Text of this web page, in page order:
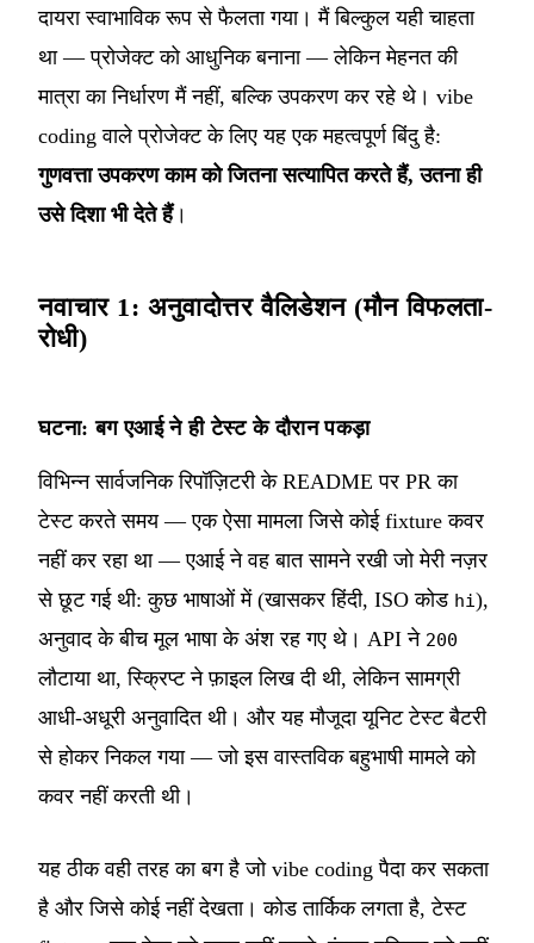
दायरा स्वाभाविक रूप से फैलता गया। मैं बिल्कुल यही चाहता
था — प्रोजेक्ट को आधुनिक बनाना — लेकिन मेहनत की
मात्रा का निर्धारण मैं नहीं, बल्कि उपकरण कर रहे थे। vibe
coding वाले प्रोजेक्ट के लिए यह एक महत्वपूर्ण बिंदु है:
गुणवत्ता उपकरण काम को जितना सत्यापित करते हैं, उतना ही
उसे दिशा भी देते हैं।
नवाचार 1: अनुवादोत्तर वैलिडेशन (मौन विफलता-
रोधी)
घटना: बग एआई ने ही टेस्ट के दौरान पकड़ा
विभिन्न सार्वजनिक रिपॉज़िटरी के README पर PR का
टेस्ट करते समय — एक ऐसा मामला जिसे कोई fixture कवर
नहीं कर रहा था — एआई ने वह बात सामने रखी जो मेरी नज़र
से छूट गई थी: कुछ भाषाओं में (खासकर हिंदी, ISO कोड hi),
अनुवाद के बीच मूल भाषा के अंश रह गए थे। API ने 200
लौटाया था, स्क्रिप्ट ने फ़ाइल लिख दी थी, लेकिन सामग्री
आधी-अधूरी अनुवादित थी। और यह मौजूदा यूनिट टेस्ट बैटरी
से होकर निकल गया — जो इस वास्तविक बहुभाषी मामले को
कवर नहीं करती थी।
यह ठीक वही तरह का बग है जो vibe coding पैदा कर सकता
है और जिसे कोई नहीं देखता। कोड तार्किक लगता है, टेस्ट